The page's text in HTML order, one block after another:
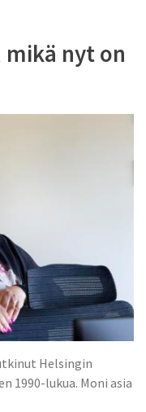
mikä nyt on
Helsingin
1990-lukua. Moni asia